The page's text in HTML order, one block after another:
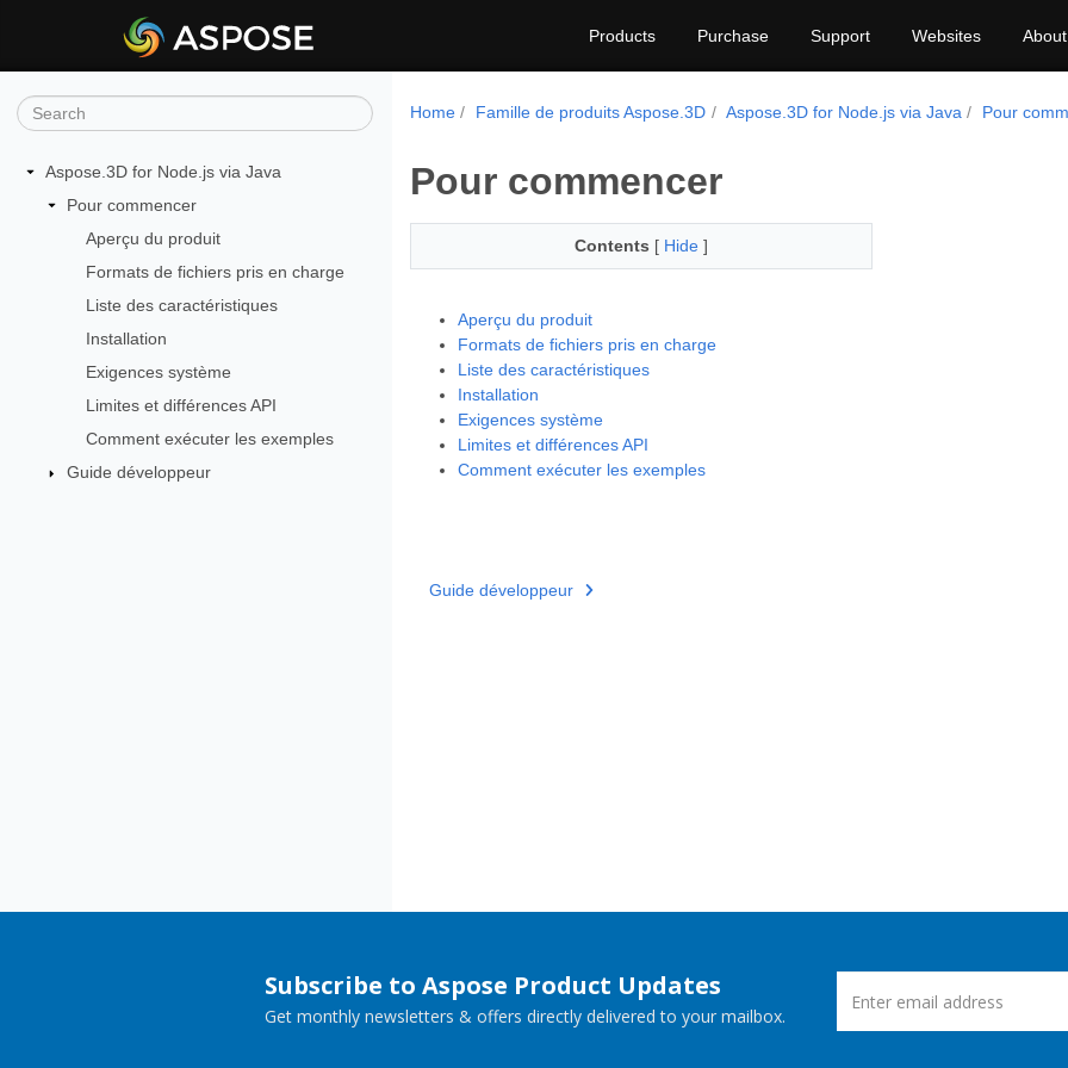
Products Purchase Support Websites About
Aspose.3D for Node.js via Java
Pour commencer
Aperçu du produit
Formats de fichiers pris en charge
Liste des caractéristiques
Installation
Exigences système
Limites et différences API
Comment exécuter les exemples
Guide développeur
Home Famille de produits Aspose.3D Aspose.3D for Node.js via Java Pour
Pour commencer
Contents [ Hide ]
Aperçu du produit
Formats de fichiers pris en charge
Liste des caractéristiques
Installation
Exigences système
Limites et différences API
Comment exécuter les exemples
Guide développeur
Subscribe to Aspose Product Updates
Get monthly newsletters & offers directly delivered to your mailbox.